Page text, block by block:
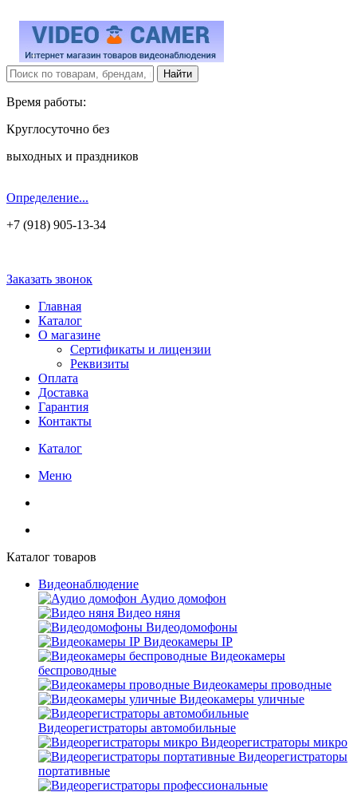
Время работы:
Круглосуточно без
выходных и праздников
Определение...
+7 (918) 905-13-34
Заказать звонок
Главная
Каталог
О магазине
Сертификаты и лицензии
Реквизиты
Оплата
Доставка
Гарантия
Контакты
Каталог
Меню
Каталог товаров
Видеонаблюдение
Аудио домофон
Видео няня
Видеодомофоны
Видеокамеры IP
Видеокамеры
беспроводные
Видеокамеры проводные
Видеокамеры уличные
Видеорегистраторы автомобильные
Видеорегистраторы микро
Видеорегистраторы
портативные